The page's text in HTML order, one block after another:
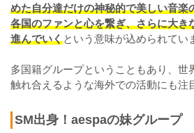
めた自分達だけの神秘的で美しい音楽
各国のファンと心を繋ぎ、さらに大き
進んでいくという意味が込められてい
多国籍グループということもあり、世
触れ合えるような海外での活動にも注
SM出身！aespaの妹グループ